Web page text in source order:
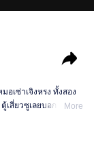
เซ่าเจิงหรง ทั้งสอง
เสี่ยวซูเลยบอกเลิกกัน
More